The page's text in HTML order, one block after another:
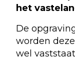
het
De
worden
wel